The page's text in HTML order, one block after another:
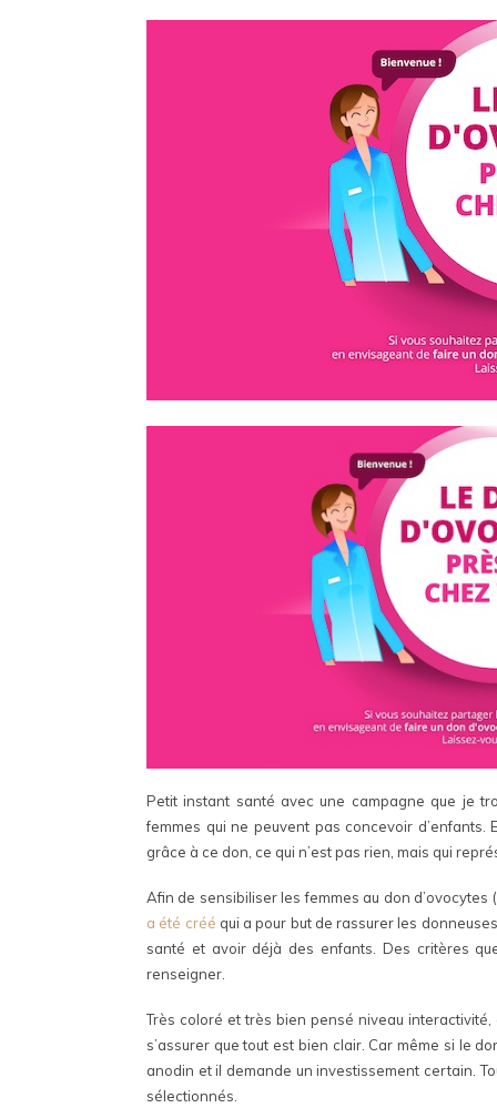
Petit instant santé avec une campagne que je
femmes qui ne peuvent pas concevoir
grâce à ce don, ce qui n’est pas rien, mais qui
Afin de sensibiliser les femmes au don
a été créé qui a pour but de rassurer les
santé et avoir déjà des enfants. Des critères
renseigner.
Très coloré et très bien pensé niveau
s’assurer que tout est bien clair. Car même si le
anodin et il demande un investissement certain.
sélectionnés.